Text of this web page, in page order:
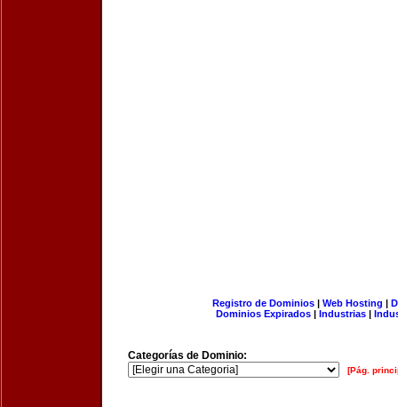
Registro de Dominios| Web Hosting |
Dominios Expirados | Industrias |
Categorías de Dominio:
[Pág.